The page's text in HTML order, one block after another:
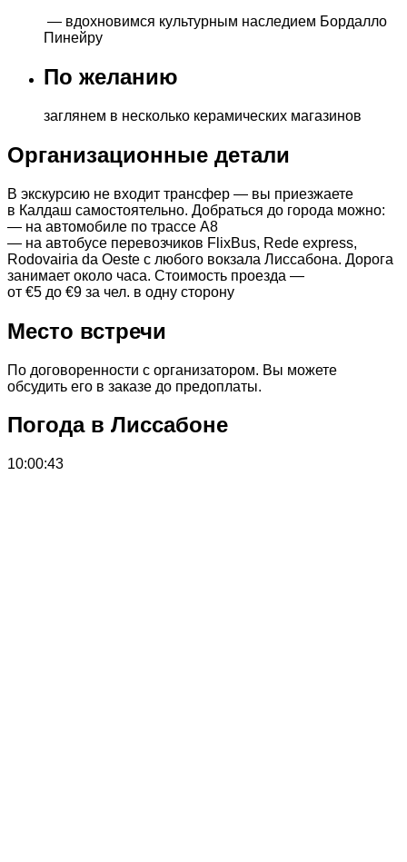
— вдохновимся культурным наследием Бордалло
Пинейру
По желанию
заглянем в несколько керамических магазинов
Организационные детали
В экскурсию не входит трансфер — вы приезжаете
в Калдаш самостоятельно. Добраться до города можно:
— на автомобиле по трассе А8
— на автобусе перевозчиков FlixBus, Rede express,
Rodovairia da Oeste с любого вокзала Лиссабона. Дорога
занимает около часа. Стоимость проезда —
от €5 до €9 за чел. в одну сторону
Место встречи
По договоренности с организатором. Вы можете
обсудить его в заказе до предоплаты.
Погода в Лиссабоне
10:00:43